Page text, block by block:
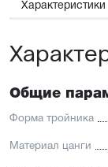
Характеристики
Общие
Форма тройника
Материал цанги